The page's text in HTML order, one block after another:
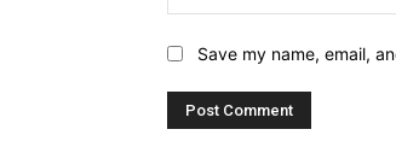
Save my name, email,